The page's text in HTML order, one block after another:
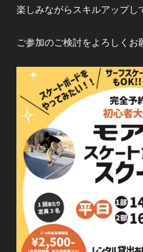
楽しみながらスキルアップし
ご参加のご検討をよろしくお